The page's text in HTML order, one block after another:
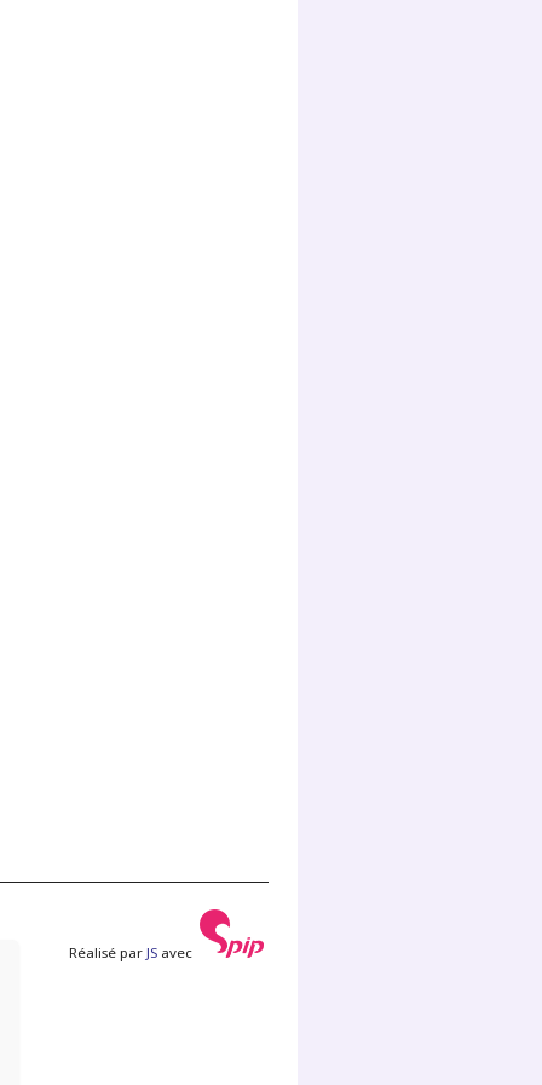
Réalisé par JS avec